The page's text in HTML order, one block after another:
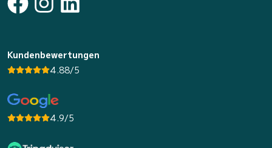
Kundenbewertungen
4.88/5
4.9/5